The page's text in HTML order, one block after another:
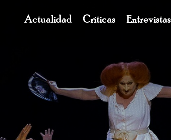
Navegación
Actualidad Críticas Entrevistas